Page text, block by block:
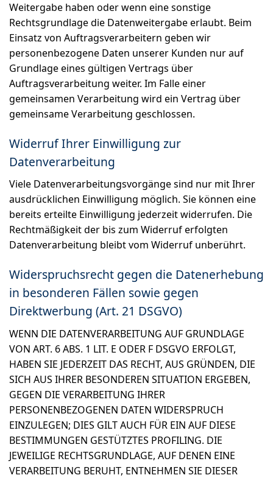
Weitergabe haben oder wenn eine sonstige
Rechtsgrundlage die Datenweitergabe erlaubt. Beim
Einsatz von Auftragsverarbeitern geben wir
personenbezogene Daten unserer Kunden nur auf
Grundlage eines gültigen Vertrags über
Auftragsverarbeitung weiter. Im Falle einer
gemeinsamen Verarbeitung wird ein Vertrag über
gemeinsame Verarbeitung geschlossen.
Widerruf Ihrer Einwilligung zur
Datenverarbeitung
Viele Datenverarbeitungsvorgänge sind nur mit Ihrer
ausdrücklichen Einwilligung möglich. Sie können eine
bereits erteilte Einwilligung jederzeit widerrufen. Die
Rechtmäßigkeit der bis zum Widerruf erfolgten
Datenverarbeitung bleibt vom Widerruf unberührt.
Widerspruchsrecht gegen die Datenerhebung
in besonderen Fällen sowie gegen
Direktwerbung (Art. 21 DSGVO)
WENN DIE DATENVERARBEITUNG AUF GRUNDLAGE
VON ART. 6 ABS. 1 LIT. E ODER F DSGVO ERFOLGT,
HABEN SIE JEDERZEIT DAS RECHT, AUS GRÜNDEN, DIE
SICH AUS IHRER BESONDEREN SITUATION ERGEBEN,
GEGEN DIE VERARBEITUNG IHRER
PERSONENBEZOGENEN DATEN WIDERSPRUCH
EINZULEGEN; DIES GILT AUCH FÜR EIN AUF DIESE
BESTIMMUNGEN GESTÜTZTES PROFILING. DIE
JEWEILIGE RECHTSGRUNDLAGE, AUF DENEN EINE
VERARBEITUNG BERUHT, ENTNEHMEN SIE DIESER